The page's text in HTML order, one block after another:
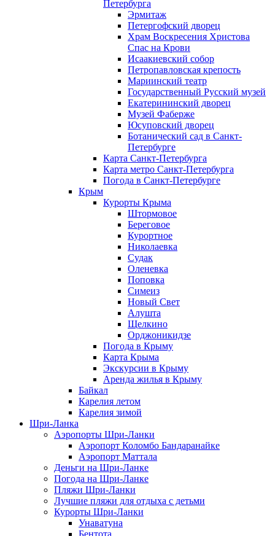
Петербурга
Эрмитаж
Петергофский дворец
Храм Воскресения Христова
Спас на Крови
Исаакиевский собор
Петропавловская крепость
Мариинский театр
Государственный Русский музей
Екатерининский дворец
Музей Фаберже
Юсуповский дворец
Ботанический сад в Санкт-
Петербурге
Карта Санкт-Петербурга
Карта метро Санкт-Петербурга
Погода в Санкт-Петербурге
Крым
Курорты Крыма
Штормовое
Береговое
Курортное
Николаевка
Судак
Оленевка
Поповка
Симеиз
Новый Свет
Алушта
Щелкино
Орджоникидзе
Погода в Крыму
Карта Крыма
Экскурсии в Крыму
Аренда жилья в Крыму
Байкал
Карелия летом
Карелия зимой
Шри-Ланка
Аэропорты Шри-Ланки
Аэропорт Коломбо Бандаранайке
Аэропорт Маттала
Деньги на Шри-Ланке
Погода на Шри-Ланке
Пляжи Шри-Ланки
Лучшие пляжи для отдыха с детьми
Курорты Шри-Ланки
Унаватуна
Бентота